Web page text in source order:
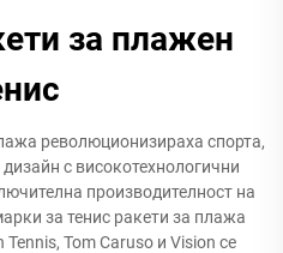
за плажен
революционизираха спорта,
с високотехнологични
производителност на
за тенис ракети за плажа
Tom Caruso и Vision се